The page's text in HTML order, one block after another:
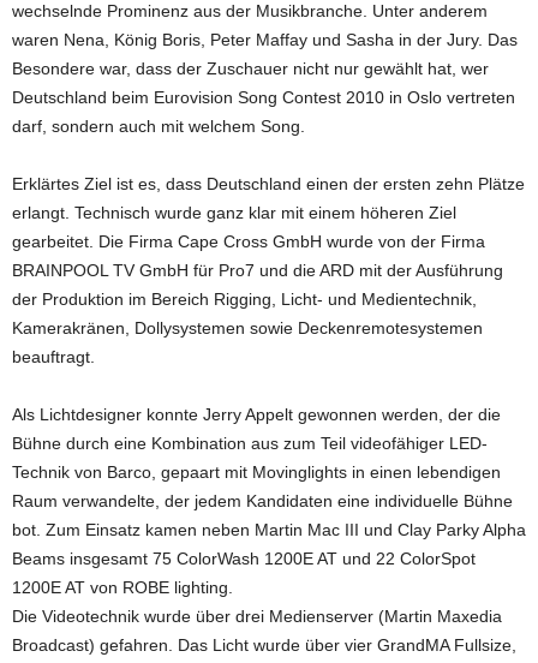
wechselnde Prominenz aus der Musikbranche. Unter anderem
waren Nena, König Boris, Peter Maffay und Sasha in der Jury. Das
Besondere war, dass der Zuschauer nicht nur gewählt hat, wer
Deutschland beim Eurovision Song Contest 2010 in Oslo vertreten
darf, sondern auch mit welchem Song.
Erklärtes Ziel ist es, dass Deutschland einen der ersten zehn Plätze
erlangt. Technisch wurde ganz klar mit einem höheren Ziel
gearbeitet. Die Firma Cape Cross GmbH wurde von der Firma
BRAINPOOL TV GmbH für Pro7 und die ARD mit der Ausführung
der Produktion im Bereich Rigging, Licht- und Medientechnik,
Kamerakränen, Dollysystemen sowie Deckenremotesystemen
beauftragt.
Als Lichtdesigner konnte Jerry Appelt gewonnen werden, der die
Bühne durch eine Kombination aus zum Teil videofähiger LED-
Technik von Barco, gepaart mit Movinglights in einen lebendigen
Raum verwandelte, der jedem Kandidaten eine individuelle Bühne
bot. Zum Einsatz kamen neben Martin Mac III und Clay Parky Alpha
Beams insgesamt 75 ColorWash 1200E AT und 22 ColorSpot
1200E AT von ROBE lighting.
Die Videotechnik wurde über drei Medienserver (Martin Maxedia
Broadcast) gefahren. Das Licht wurde über vier GrandMA Fullsize,